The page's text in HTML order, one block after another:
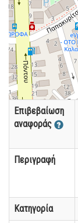
Επιβεβαίωση
αναφοράς
Περιγραφή
Κατηγορία